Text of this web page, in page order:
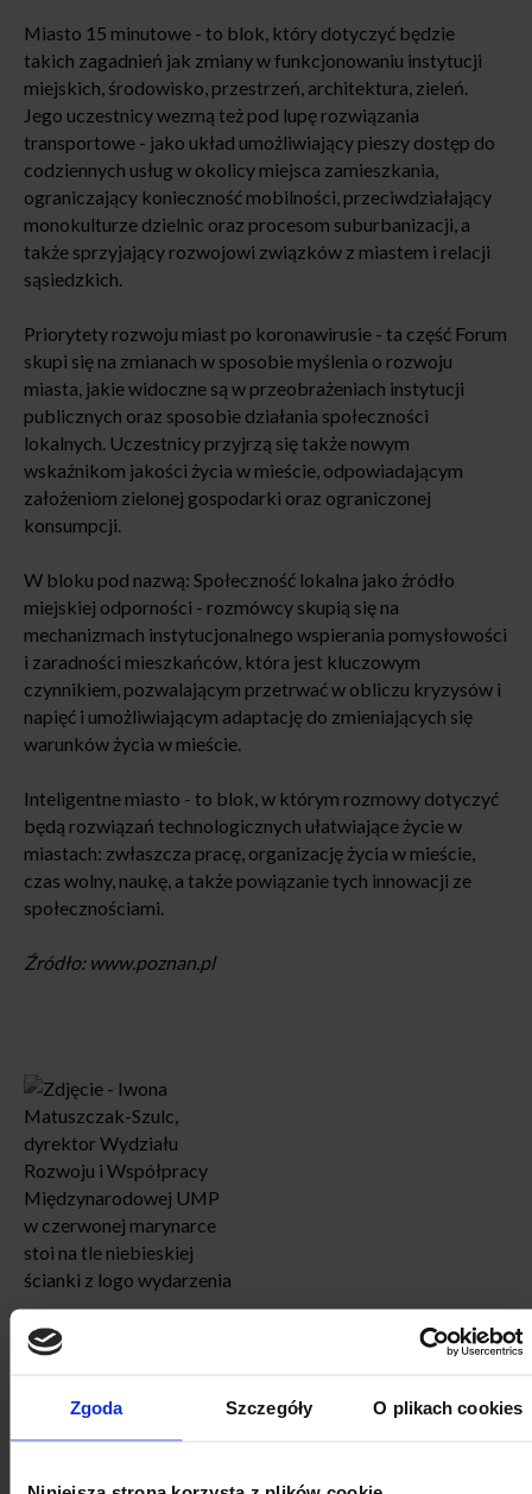
Zgoda Szczegóły O plikach cookies
Miasto 15 minutowe - to blok, który dotyczyć będzie
takich zagadnień jak zmiany w funkcjonowaniu instytucji
miejskich, środowisko, przestrzeń, architektura, zieleń.
Jego uczestnicy wezmą też pod lupę rozwiązania
transportowe - jako układ umożliwiający pieszy dostęp do
codziennych usług w okolicy miejsca zamieszkania,
ograniczający konieczność mobilności, przeciwdziałający
monokulturze dzielnic oraz procesom suburbanizacji, a
także sprzyjający rozwojowi związków z miastem i relacji
sąsiedzkich.
Priorytety rozwoju miast po koronawirusie - ta część Forum
skupi się na zmianach w sposobie myślenia o rozwoju
miasta, jakie widoczne są w przeobrażeniach instytucji
publicznych oraz sposobie działania społeczności
lokalnych. Uczestnicy przyjrzą się także nowym
wskaźnikom jakości życia w mieście, odpowiadającym
założeniom zielonej gospodarki oraz ograniczonej
konsumpcji.
W bloku pod nazwą: Społeczność lokalna jako źródło
miejskiej odporności - rozmówcy skupią się na
mechanizmach instytucjonalnego wspierania pomysłowości
i zaradności mieszkańców, która jest kluczowym
czynnikiem, pozwalającym przetrwać w obliczu kryzysów i
napięć i umożliwiającym adaptację do zmieniających się
warunków życia w mieście.
Inteligentne miasto - to blok, w którym rozmowy dotyczyć
będą rozwiązań technologicznych ułatwiające życie w
miastach: zwłaszcza pracę, organizację życia w mieście,
czas wolny, naukę, a także powiązanie tych innowacji ze
społecznościami.
Źródło: www.poznan.pl